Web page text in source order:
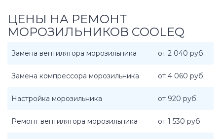
ЦЕНЫ НА РЕМОНТ
МОРОЗИЛЬНИКОВ COOLEQ
Замена вентилятора морозильника от 2 040 руб.
Замена компрессора морозильника от 4 060 руб.
Настройка морозильника от 920 руб.
Ремонт вентилятора морозильника от 1 530 руб.